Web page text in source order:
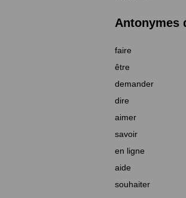
Antonymes
faire
être
demander
dire
aimer
savoir
en ligne
aide
souhaiter